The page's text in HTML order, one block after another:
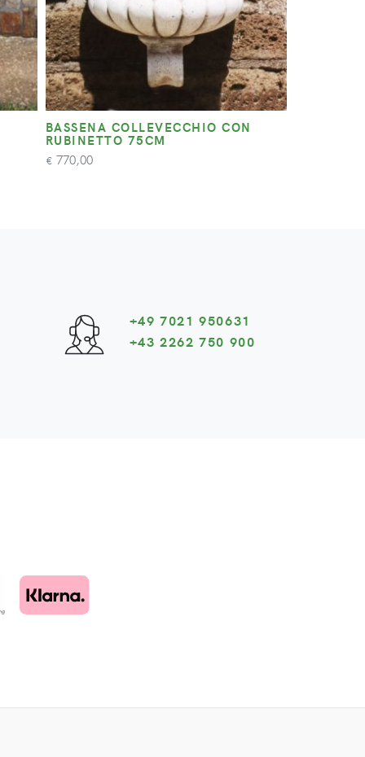
BASSENA COLLEVECCHIO CON
RUBINETTO 75CM
€ 770,00
+49 7021 950631
+43 2262 750 900